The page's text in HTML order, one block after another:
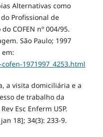
Alternativas como
Profissional de
COFEN nº 004/95.
São Paulo; 1997
em:
1971997_4253.html
a visita domiciliária e a
de trabalho da
Esc Enferm USP.
18]; 34(3): 233-9.